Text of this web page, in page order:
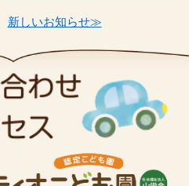
新しいお知らせ≫